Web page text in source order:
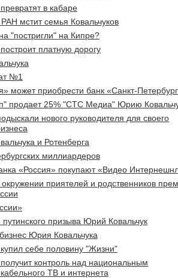
в кабаре
мстит семья Ковальчуков
"постригли" на Кипре?
платную дорогу
№1
может приобрести банк «Санкт-
продает 25% "СТС Медиа" Юрию
нового руководителя для своего
и Ротенберга
миллиардеров
«Россия» покупают «Видео
приятелей и родственников
призыва Юрий Ковальчук
Юрия Ковальчука
себе половину "Жизни"
контроль над национальным
ТВ и интернета